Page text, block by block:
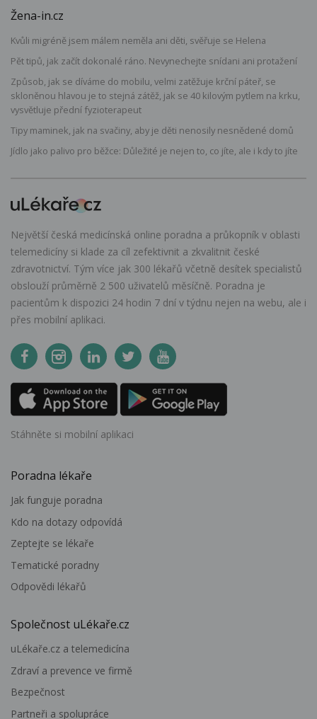
Žena-in.cz
Kvůli migréně jsem málem neměla ani děti, svěřuje se Helena
Pět tipů, jak začít dokonalé ráno. Nevynechejte snídani ani protažení
Způsob, jak se díváme do mobilu, velmi zatěžuje krční páteř, se
skloněnou hlavou je to stejná zátěž, jak se 40 kilovým pytlem na krku,
vysvětluje přední fyzioterapeut
Tipy maminek, jak na svačiny, aby je děti nenosily nesnědené domů
Jídlo jako palivo pro běžce: Důležité je nejen to, co jíte, ale i kdy to jíte
Největší česká medicínská online poradna a průkopník v oblasti
telemedicíny si klade za cíl zefektivnit a zkvalitnit české
zdravotnictví. Tým více jak 300 lékařů včetně desítek specialistů
obslouží průměrně 2 500 uživatelů měsíčně. Poradna je
pacientům k dispozici 24 hodin 7 dní v týdnu nejen na webu, ale i
přes mobilní aplikaci.
Stáhněte si mobilní aplikaci
Poradna lékaře
Jak funguje poradna
Kdo na dotazy odpovídá
Zeptejte se lékaře
Tematické poradny
Odpovědi lékařů
Společnost uLékaře.cz
uLékaře.cz a telemedicína
Zdraví a prevence ve firmě
Bezpečnost
Partneři a spolupráce